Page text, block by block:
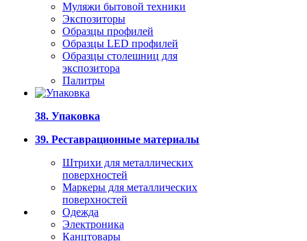
Муляжи бытовой техники
Экспозиторы
Образцы профилей
Образцы LED профилей
Образцы столешниц для
экспозитора
Палитры
38. Упаковка
39. Реставрационные материалы
Штрихи для металлических
поверхностей
Маркеры для металлических
поверхностей
Одежда
Электроника
Канцтовары